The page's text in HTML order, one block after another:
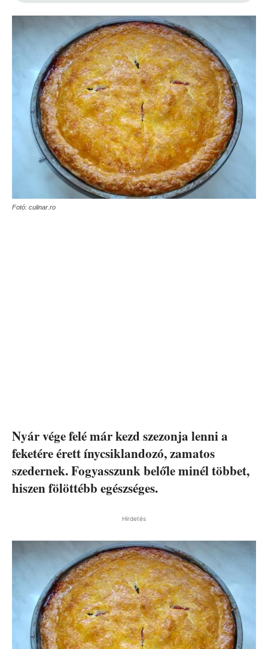
Fotó: culinar.ro
Nyár vége felé már kezd szezonja lenni a
feketére érett ínycsiklandozó, zamatos
szedernek. Fogyasszunk belőle minél többet,
hiszen fölöttébb egészséges.
Hirdetés